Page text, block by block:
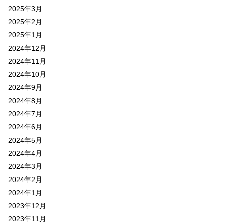
2025年3月
2025年2月
2025年1月
2024年12月
2024年11月
2024年10月
2024年9月
2024年8月
2024年7月
2024年6月
2024年5月
2024年4月
2024年3月
2024年2月
2024年1月
2023年12月
2023年11月